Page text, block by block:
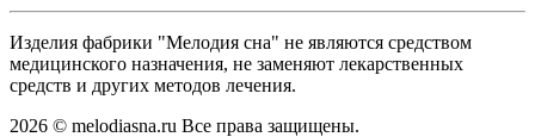
Изделия фабрики "Мелодия сна" не являются средством
медицинского назначения, не заменяют лекарственных
средств и других методов лечения.
2026 © melodiasna.ru Все права защищены.